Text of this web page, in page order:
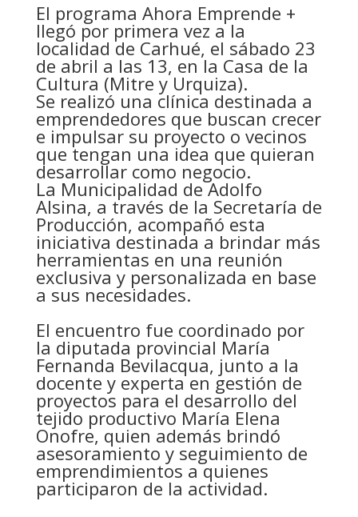
El programa Ahora Emprende +
llegó por primera vez a la
localidad de Carhué, el sábado 23
de abril a las 13, en la Casa de la
Cultura (Mitre y Urquiza).
Se realizó una clínica destinada a
emprendedores que buscan crecer
e impulsar su proyecto o vecinos
que tengan una idea que quieran
desarrollar como negocio.
La Municipalidad de Adolfo
Alsina, a través de la Secretaría de
Producción, acompañó esta
iniciativa destinada a brindar más
herramientas en una reunión
exclusiva y personalizada en base
a sus necesidades.
El encuentro fue coordinado por
la diputada provincial María
Fernanda Bevilacqua, junto a la
docente y experta en gestión de
proyectos para el desarrollo del
tejido productivo María Elena
Onofre, quien además brindó
asesoramiento y seguimiento de
emprendimientos a quienes
participaron de la actividad.